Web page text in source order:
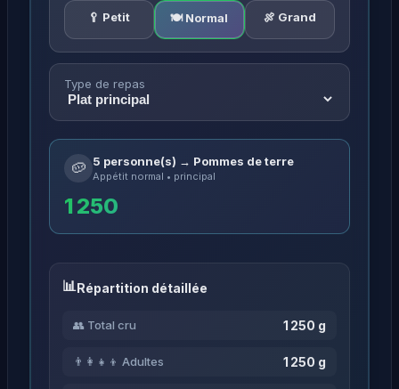
🥄 Petit 🍽️ Normal 🍖 Grand
Type de repas
🥔 5 personne(s) → Pommes de terre
Appétit normal • principal
1 250
Répartition détaillée
👥 Total cru 1 250 g
👨‍👩‍👧‍👦 Adultes 1 250 g